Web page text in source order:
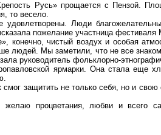
Русь» прощается с Пензой.
то весело.
удовлетворены. Люди
пожелание участница фестиваля
конечно, чистый воздух и особая
людей. Мы заметили, что не все
руководитель фольклорно-
ярмарки. Она стала еще
защитить не только себя, но и свою
процветания, любви и всего